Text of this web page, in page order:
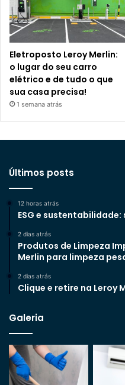
Eletroposto Leroy Merlin:
o lugar do seu carro
elétrico e de tudo o que
sua casa precisa!
1 semana atrás
Últimos posts
12 horas atrás
ESG e
2 dias atrás
Produtos de Limpeza
Merlin para limpeza
2 dias atrás
Clique e retire na Leroy
Galeria